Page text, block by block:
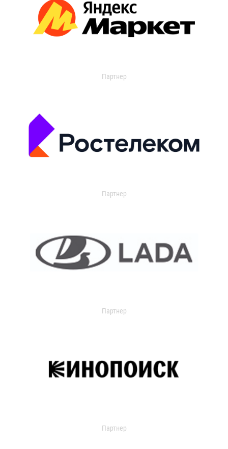
Партнер
Партнер
Партнер
Партнер